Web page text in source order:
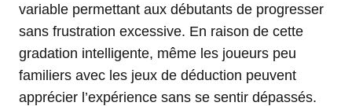
variable permettant aux débutants de progresser
sans frustration excessive. En raison de cette
gradation intelligente, même les joueurs peu
familiers avec les jeux de déduction peuvent
apprécier l’expérience sans se sentir dépassés.